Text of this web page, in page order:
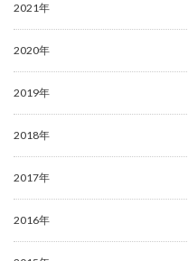
2021年
2020年
2019年
2018年
2017年
2016年